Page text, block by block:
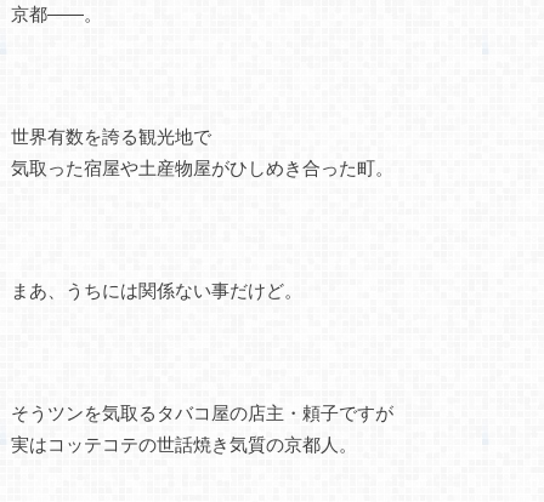
京都――。
世界有数を誇る観光地で
気取った宿屋や土産物屋がひしめき合った町。
まあ、うちには関係ない事だけど。
そうツンを気取るタバコ屋の店主・頼子ですが
実はコッテコテの世話焼き気質の京都人。